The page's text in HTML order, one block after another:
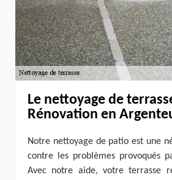
Le nettoyage de
Rénovation en
Notre nettoyage de patio est une
contre les problèmes provoqués
Avec notre aide, votre terrasse